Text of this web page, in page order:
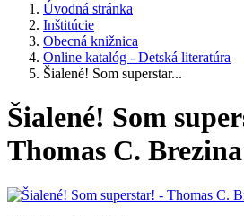
Úvodná stránka
Inštitúcie
Obecná knižnica
Online katalóg - Detská literatúra
Šialené! Som superstar...
Šialené! Som
Thomas C. Brezina